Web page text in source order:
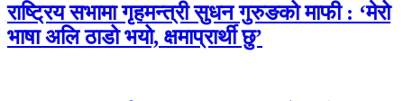
राष्ट्रिय सभामा गृहमन्त्री सुधन गुरुङको माफी : ‘मेरो
भाषा अलि ठाडो भयो, क्षमाप्रार्थी छु’